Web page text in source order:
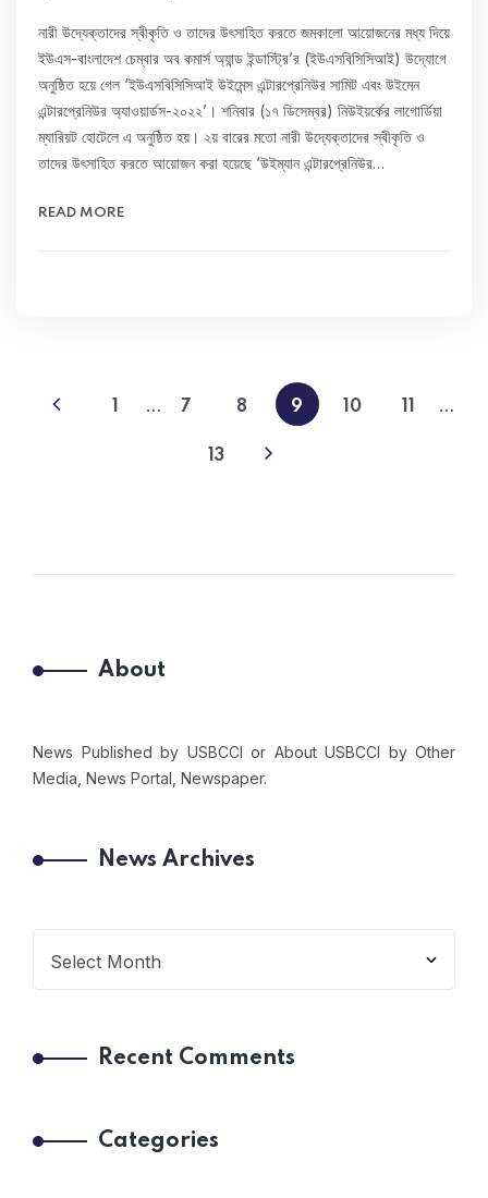
নারী উদ্যেক্তাদের স্বীকৃতি ও তাদের উৎসাহিত করতে জমকালো আয়োজনের মধ্য দিয়ে
ইউএস-বাংলাদেশ চেম্বার অব কমার্স অ্যান্ড ইন্ডাস্ট্রি’র (ইউএসবিসিসিআই) উদ্যোগে
অনুষ্ঠিত হয়ে গেল ‘ইউএসবিসিসিআই উইমেন্স এন্টারপ্রেনিউর সামিট এবং উইমেন
এন্টারপ্রেনিউর অ্যাওয়ার্ডস-২০২২’। শনিবার (১৭ ডিসেম্বর) নিউইয়র্কের লাগোর্ডিয়া
ম্যারিয়ট হোটেলে এ অনুষ্ঠিত হয়। ২য় বারের মতো নারী উদ্যেক্তাদের স্বীকৃতি ও
তাদের উৎসাহিত করতে আয়োজন করা হয়েছে ‘উইম্যান এন্টারপ্রেনিউর…
READ MORE
… 7 8 9 10 …
13
About
News Published by USBCCI or About USBCCI by Other
Media, News Portal, Newspaper.
News Archives
Recent Comments
Categories